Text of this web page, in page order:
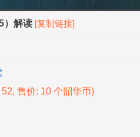
）解读 [复制链接]
售价: 10 个韶华币)